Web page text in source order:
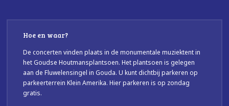
Hoe en waar?
De concerten vinden plaats in de monumentale muziektent in
het Goudse Houtmansplantsoen. Het plantsoen is gelegen
aan de Fluwelensingel in Gouda. U kunt dichtbij parkeren op
parkeerterrein Klein Amerika. Hier parkeren is op zondag
gratis.